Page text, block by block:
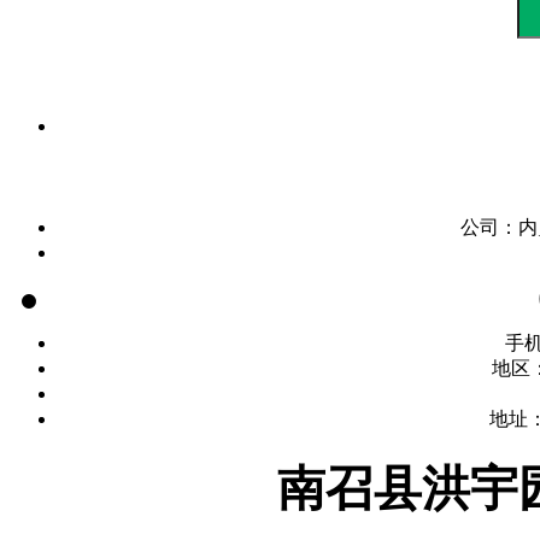
公司：
手
地区
地址
南召县洪宇